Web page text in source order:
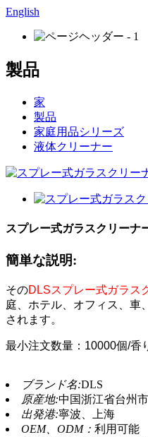
English
製品
家
製品
家庭用品シリーズ
液体クリーナー
スプレー式ガラスクリーナ
簡単な説明:
そのDLSスプレー式ガラス
庭、ホテル、オフィス、車
されます。
最小注文数量：10000個/香
ブランド名:DLS
原産地:中国浙江省台州市
出発港:寧波、上海
OEM、ODM： 利用可能